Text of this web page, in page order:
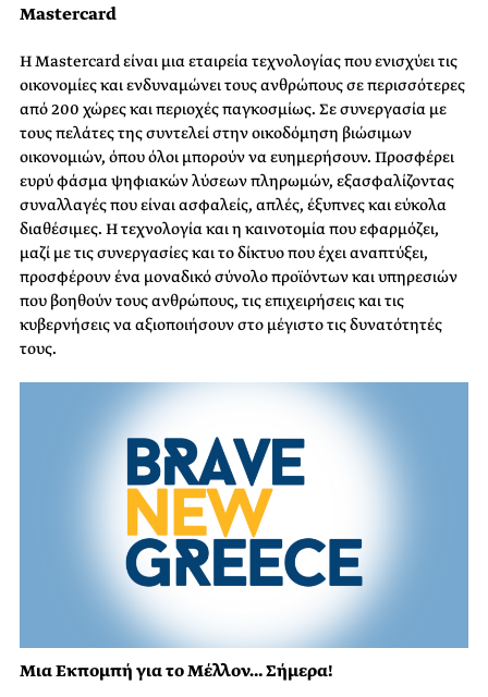
Mastercard
Η Mastercard είναι μια εταιρεία τεχνολογίας που ενισχύει τις
οικονομίες και ενδυναμώνει τους ανθρώπους σε περισσότερες
από 200 χώρες και περιοχές παγκοσμίως. Σε συνεργασία με
τους πελάτες της συντελεί στην οικοδόμηση βιώσιμων
οικονομιών, όπου όλοι μπορούν να ευημερήσουν. Προσφέρει
ευρύ φάσμα ψηφιακών λύσεων πληρωμών, εξασφαλίζοντας
συναλλαγές που είναι ασφαλείς, απλές, έξυπνες και εύκολα
διαθέσιμες. Η τεχνολογία και η καινοτομία που εφαρμόζει,
μαζί με τις συνεργασίες και το δίκτυο που έχει αναπτύξει,
προσφέρουν ένα μοναδικό σύνολο προϊόντων και υπηρεσιών
που βοηθούν τους ανθρώπους, τις επιχειρήσεις και τις
κυβερνήσεις να αξιοποιήσουν στο μέγιστο τις δυνατότητές
τους.
Μια Εκπομπή για το Μέλλον… Σήμερα!